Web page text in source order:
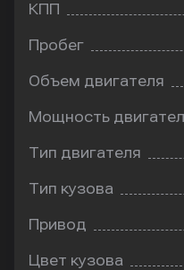
КПП
Пробег
Объем двигателя
Мощность
Тип двигателя
Тип кузова
Привод
Цвет кузова